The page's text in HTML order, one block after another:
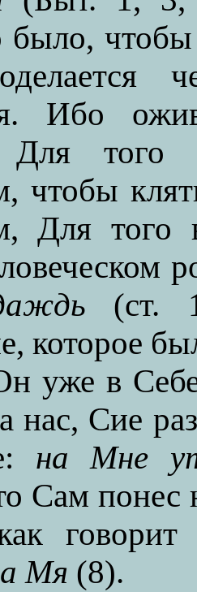
было,
Ибо
Для
чтобы
Для
(ст.
которое
уже в
нас, Сие
на Мне
Сам понес
Мя (8).